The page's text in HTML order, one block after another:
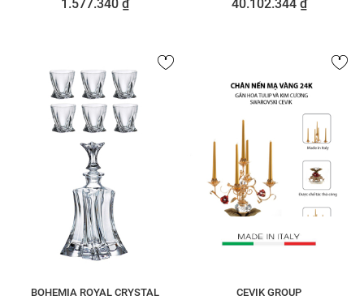
1.577.340 ₫ 40.102.344 ₫
BOHEMIA ROYAL CRYSTAL
CEVIK GROUP